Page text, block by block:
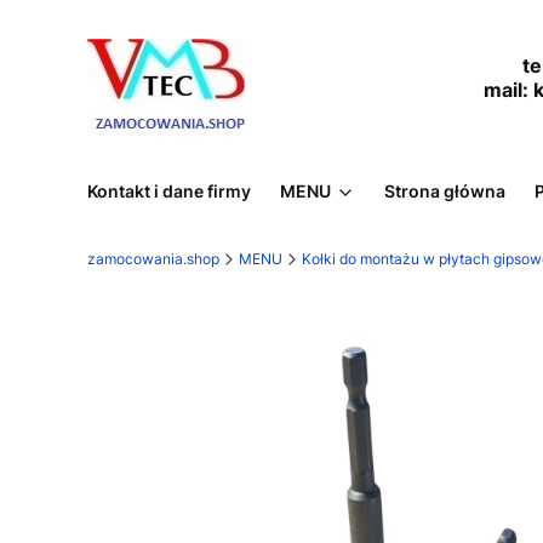
mail:
Kontakt i dane firmy MENU Strona główna
zamocowania.shop MENU Kołki do montażu w płytach